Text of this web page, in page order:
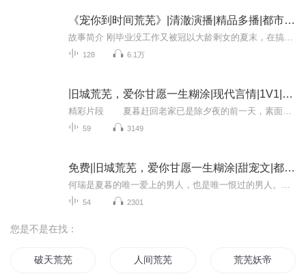
《宠你到时间荒芜》|清澈演播|精品多播|都市喜剧言情|解压
128 6.1万
旧城荒芜，爱你甘愿一生糊涂|现代言情|1V1|婚恋|虐恋
59 3149
免费|旧城荒芜，爱你甘愿一生糊涂|甜宠文|都市言情|不虐
54 2301
您是不是在找：
破天荒芜 人间荒芜 荒芜妖帝